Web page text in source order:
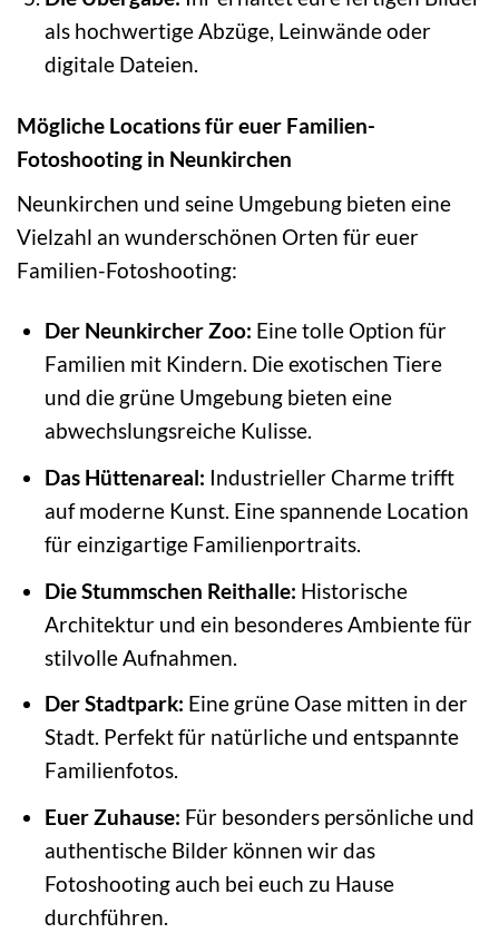
als hochwertige Abzüge, Leinwände oder
digitale Dateien.
Mögliche Locations für euer Familien-
Fotoshooting in Neunkirchen
Neunkirchen und seine Umgebung bieten eine
Vielzahl an wunderschönen Orten für euer
Familien-Fotoshooting:
Der Neunkircher Zoo: Eine tolle Option für
Familien mit Kindern. Die exotischen Tiere
und die grüne Umgebung bieten eine
abwechslungsreiche Kulisse.
Das Hüttenareal: Industrieller Charme trifft
auf moderne Kunst. Eine spannende Location
für einzigartige Familienportraits.
Die Stummschen Reithalle: Historische
Architektur und ein besonderes Ambiente für
stilvolle Aufnahmen.
Der Stadtpark: Eine grüne Oase mitten in der
Stadt. Perfekt für natürliche und entspannte
Familienfotos.
Euer Zuhause: Für besonders persönliche und
authentische Bilder können wir das
Fotoshooting auch bei euch zu Hause
durchführen.